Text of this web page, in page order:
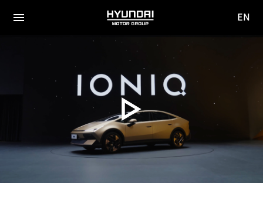
HYUNDAI
GROUP
EN